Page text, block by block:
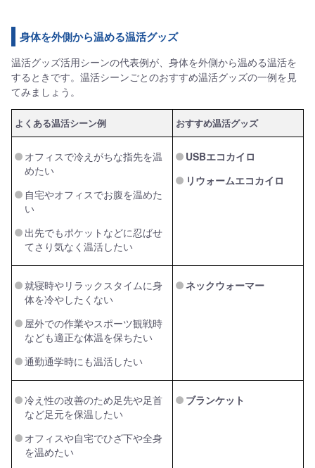
身体を外側から温める温活グッズ
温活グッズ活用シーンの代表例が、身体を外側から温める温活を
するときです。温活シーンごとのおすすめ温活グッズの一例を見
てみましょう。
よくある温活シーン例 おすすめ温活グッズ
オフィスで冷えがちな指先を温
めたい
自宅やオフィスでお腹を温めた
い
出先でもポケットなどに忍ばせ
てさり気なく温活したい
USBエコカイロ
リウォームエコカイロ
就寝時やリラックスタイムに身
体を冷やしたくない
屋外での作業やスポーツ観戦時
なども適正な体温を保ちたい
通勤通学時にも温活したい
ネックウォーマー
冷え性の改善のため足先や足首
など足元を保温したい
オフィスや自宅でひざ下や全身
を温めたい
ブランケット